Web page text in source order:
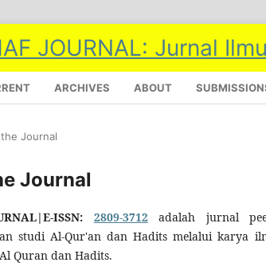
ARCHIVES ABOUT
Journal
Journal
ISSN: 2809-3712adalah jurnal
studi Al-Qur'an dan Hadits melalui karya
Quran dan Hadits.